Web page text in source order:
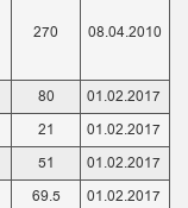
270
08.04.2010
80
01.02.2017
21
01.02.2017
51
01.02.2017
69.5
01.02.2017